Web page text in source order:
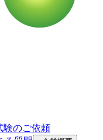
験のご依頼